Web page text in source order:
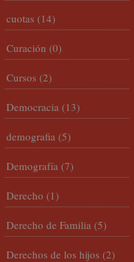
cuotas (14)
Curación (0)
Cursos (2)
Democracia (13)
demografia (5)
Demografía (7)
Derecho (1)
Derecho de Familia (5)
Derechos de los hijos (2)